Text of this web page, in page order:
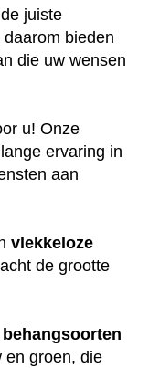
juiste
bieden
die uw wensen
u! Onze
ervaring in
aan
vlekkeloze
de grootte
behangsoorten
en groen, die